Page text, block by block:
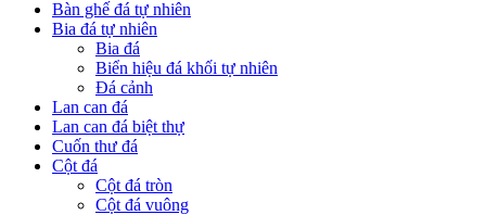
Bàn ghế đá tự nhiên
Bia đá tự nhiên
Bia đá
Biển hiệu đá khối tự nhiên
Đá cảnh
Lan can đá
Lan can đá biệt thự
Cuốn thư đá
Cột đá
Cột đá tròn
Cột đá vuông